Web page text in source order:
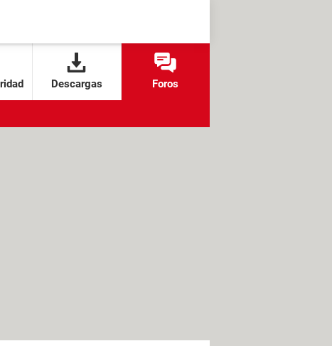
Descargas Foros